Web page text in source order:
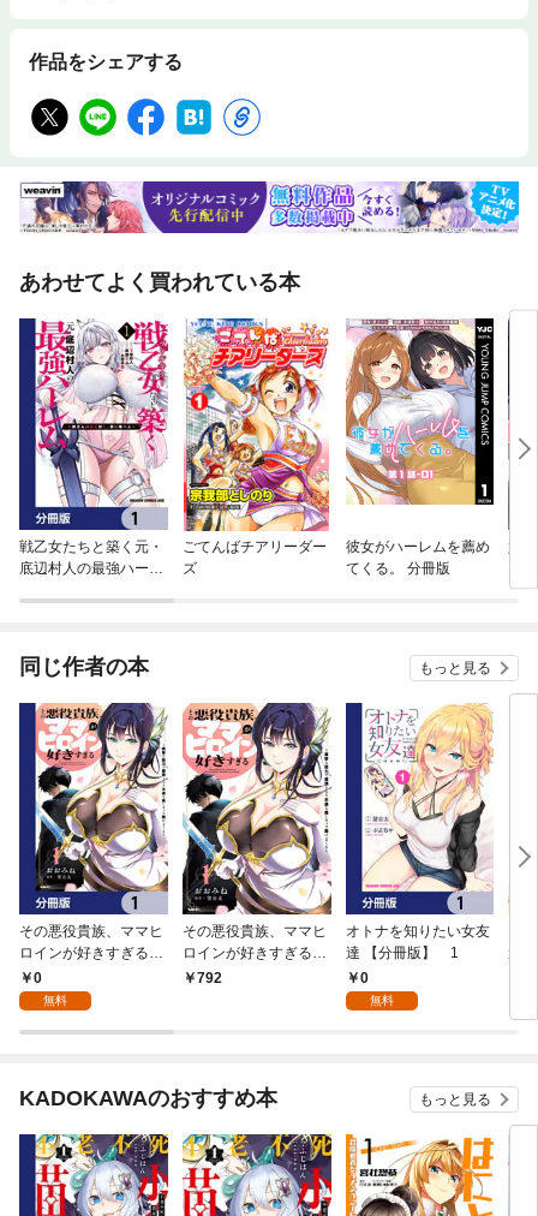
作品をシェアする
あわせてよく買われている本
戦乙女たちと築く元・
底辺村人の最強ハーレ
ごてんばチアリーダー
ズ
彼女がハーレムを薦め
てくる。 分冊版
好
同じ作者の本 もっと見る
その悪役貴族、ママヒ
ロインが好きすぎる
【分冊版】 1
0
無料
その悪役貴族、ママヒ
ロインが好きすぎる
１ ～真摯な努力で最
792
オトナを知りたい女友
達 【分冊版】 1
0
無料
達 1
KADOKAWAのおすすめ本 もっと見る